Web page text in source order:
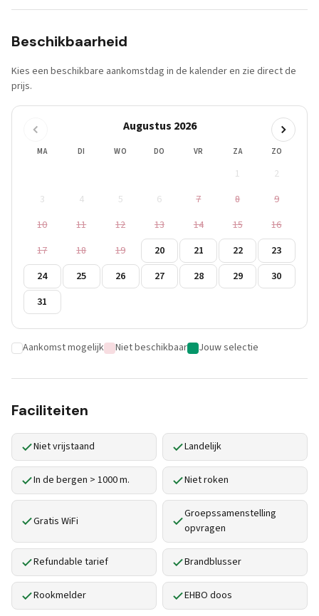
Beschikbaarheid
Kies een beschikbare aankomstdag in de kalender en zie direct de
prijs.
Augustus 2026
MA DI WO DO VR ZA ZO
1
2
3
4 5 6 7 8
9
10
11 12 13 14 15
16
17
18 19 20 21 22
23
24
25 26 27 28 29
30
31
Aankomst mogelijk Niet beschikbaar Jouw selectie
Faciliteiten
Niet vrijstaand Landelijk
In de bergen > 1000 m. Niet roken
Gratis WiFi
Groepssamenstelling
opvragen
Refundable tarief Brandblusser
Rookmelder EHBO doos